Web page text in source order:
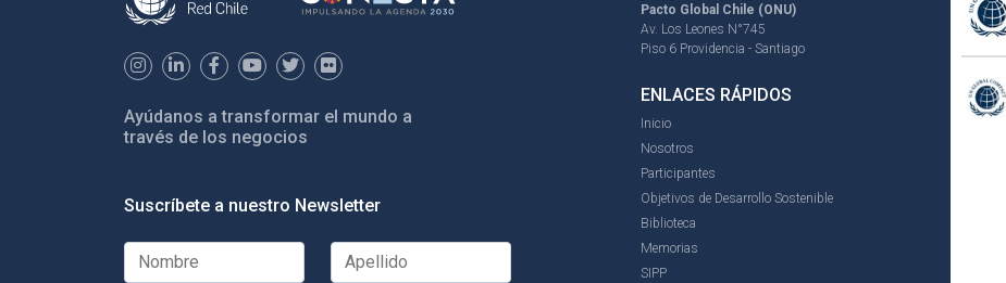
Ayúdanos a transformar el mundo a
través de los negocios
Suscríbete a nuestro Newsletter
Pacto Global Chile (ONU)
Av. Los Leones N°745
Piso 6 Providencia - Santiago
ENLACES RÁPIDOS
Inicio
Nosotros
Participantes
Objetivos de Desarrollo Sostenible
Biblioteca
Memorias
SIPP